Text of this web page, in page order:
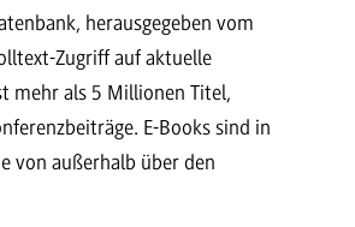
herausgegeben vom
Zugriff auf aktuelle
mehr als 5 Millionen Titel,
E-Books sind in
von außerhalb über den